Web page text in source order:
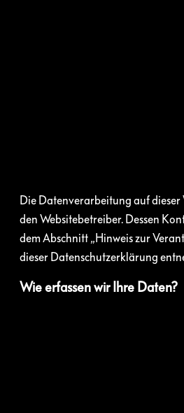
Die Datenverarbeitung auf
den Websitebetreiber. Dessen
dem Abschnitt „Hinweis zur
dieser Datenschutzerklärung
Wie erfassen wir Ihre Daten?